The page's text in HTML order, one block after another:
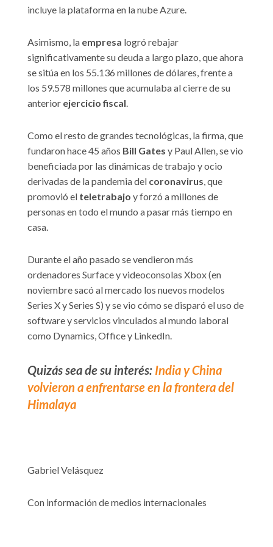
incluye la plataforma en la nube Azure.
Asimismo, la empresa logró rebajar
significativamente su deuda a largo plazo, que ahora
se sitúa en los 55.136 millones de dólares, frente a
los 59.578 millones que acumulaba al cierre de su
anterior ejercicio fiscal.
Como el resto de grandes tecnológicas, la firma, que
fundaron hace 45 años Bill Gates y Paul Allen, se vio
beneficiada por las dinámicas de trabajo y ocio
derivadas de la pandemia del coronavirus, que
promovió el teletrabajo y forzó a millones de
personas en todo el mundo a pasar más tiempo en
casa.
Durante el año pasado se vendieron más
ordenadores Surface y videoconsolas Xbox (en
noviembre sacó al mercado los nuevos modelos
Series X y Series S) y se vio cómo se disparó el uso de
software y servicios vinculados al mundo laboral
como Dynamics, Office y LinkedIn.
Quizás sea de su interés: India y China
volvieron a enfrentarse en la frontera del
Himalaya
Gabriel Velásquez
Con información de medios internacionales